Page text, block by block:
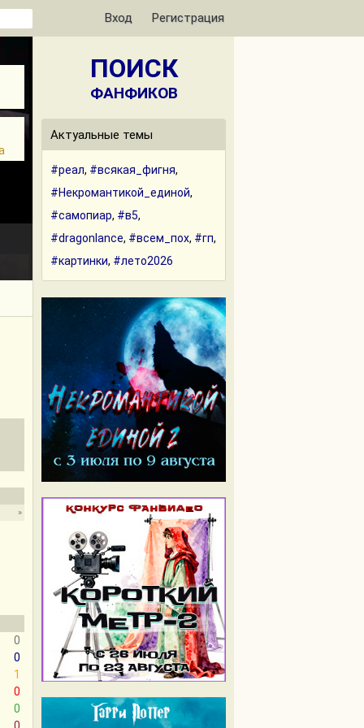
Вход Регистрация
»
0
0
1
0
0
ПОИСК
ФАНФИКОВ
Актуальные темы
#реал, #всякая_фигня,
#Некромантикой_единой,
#самопиар, #в5,
#dragonlance, #всем_пох, #гп,
#картинки, #лето2026